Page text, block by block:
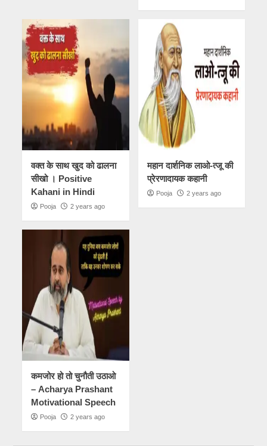
वक्त के साथ खुद को ढालना
सीखो । Positive
Kahani in Hindi
Pooja 2 years ago
महान दार्शनिक लाओ-त्जू की
प्रेरणादायक कहानी
Pooja 2 years ago
कमजोर हो तो चुनौती उठाओ
– Acharya Prashant
Motivational Speech
Pooja 2 years ago